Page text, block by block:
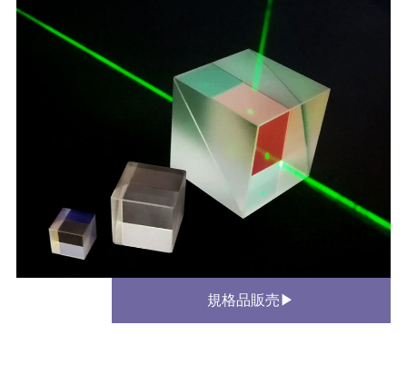
規格品販売▶